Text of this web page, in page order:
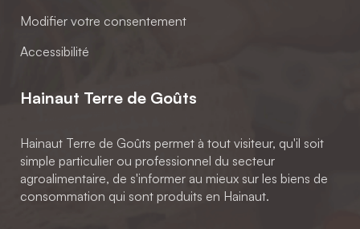
Modifier votre consentement
Accessibilité
Hainaut Terre de Goûts
Hainaut Terre de Goûts permet à tout visiteur, qu'il soit
simple particulier ou professionnel du secteur
agroalimentaire, de s'informer au mieux sur les biens de
consommation qui sont produits en Hainaut.